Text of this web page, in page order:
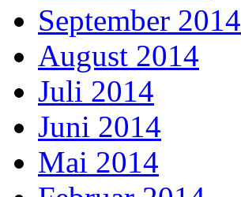
September 2014
August 2014
Juli 2014
Juni 2014
Mai 2014